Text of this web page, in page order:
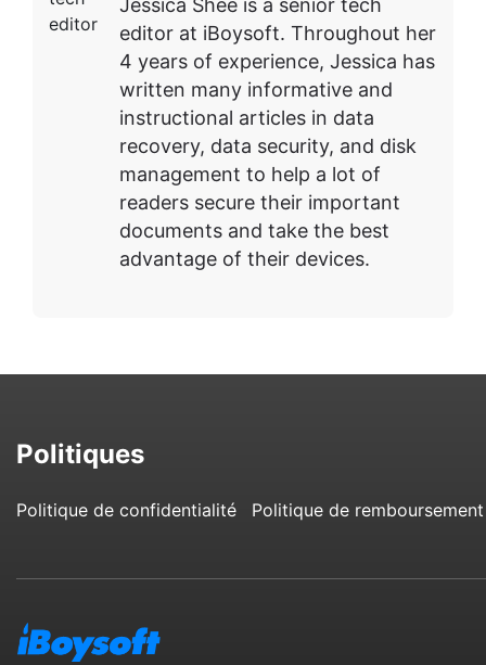
editor at iBoysoft. Throughout her
4 years of experience, Jessica has
written many informative and
instructional articles in data
recovery, data security, and disk
management to help a lot of
readers secure their important
documents and take the best
advantage of their devices.
Politiques
Politique de confidentialité Politique de remboursement